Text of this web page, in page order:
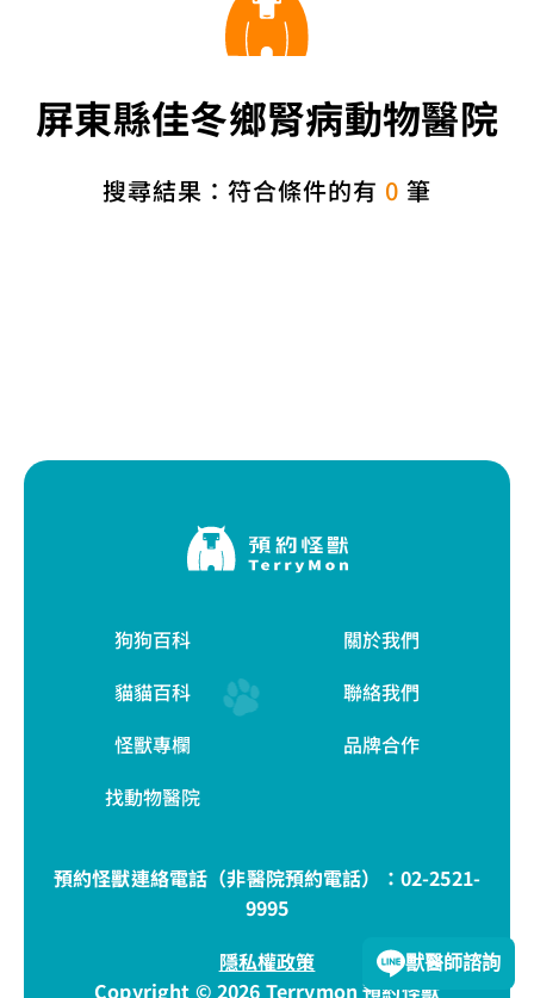
屏東縣佳冬鄉腎病動物醫院
搜尋結果：符合條件的有 0 筆
狗狗百科
貓貓百科
怪獸專欄
找動物醫院
關於我們
聯絡我們
品牌合作
預約怪獸連絡電話（非醫院預約電話）： 02-2521-
9995
隱私權政策
Copyright © 2026 Terrymon 預約怪獸
獸醫師諮詢